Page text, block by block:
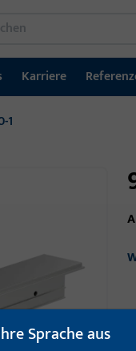
Karriere
1
Sprache aus